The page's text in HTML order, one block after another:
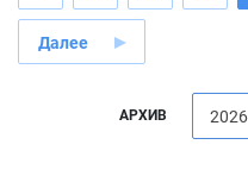
Далее
АРХИВ 2026